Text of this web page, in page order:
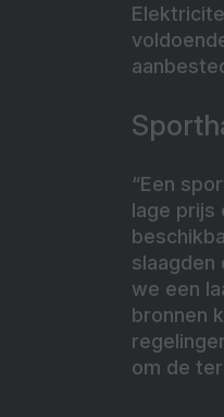
“Een
lage prijs
slaagden
we een
bronnen
om de